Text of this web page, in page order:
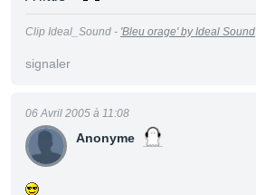
Clip Ideal_Sound - 'Bleu orage' by Ideal Sound
signaler
Anonyme
06 Avril 2005 à 11:08